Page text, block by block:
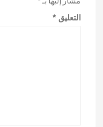
التعليق *